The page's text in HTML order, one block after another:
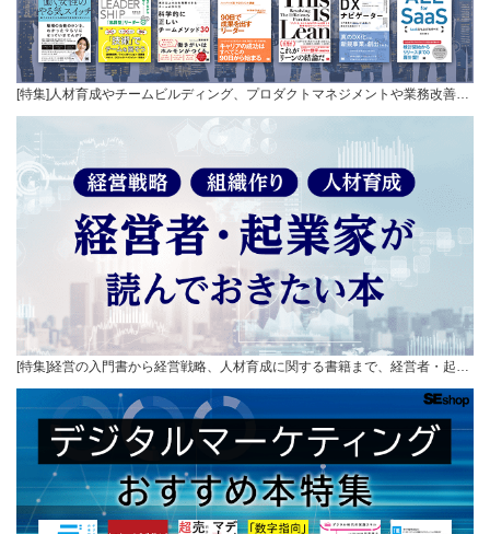
[特集]人材育成やチームビルディング、プロダクトマネジメントや業務改善…
[特集]経営の入門書から経営戦略、人材育成に関する書籍まで、経営者・起…